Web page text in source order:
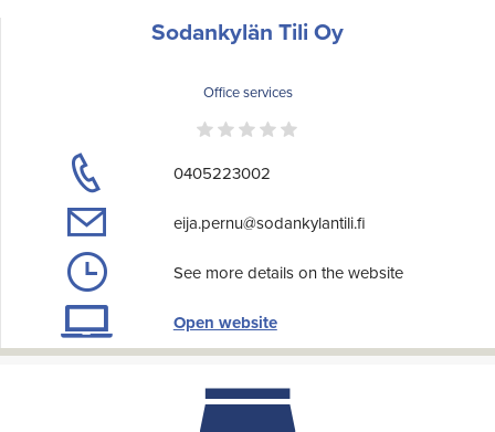
Sodankylän Tili Oy
Office services
0405223002
eija.pernu@sodankylantili.fi
See more details on the website
Open website